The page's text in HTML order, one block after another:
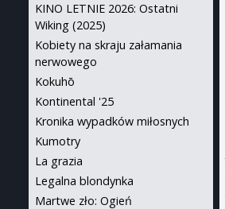
KINO LETNIE 2026: Ostatni
Wiking (2025)
Kobiety na skraju załamania
nerwowego
Kokuhō
Kontinental '25
Kronika wypadków miłosnych
Kumotry
La grazia
Legalna blondynka
Martwe zło: Ogień